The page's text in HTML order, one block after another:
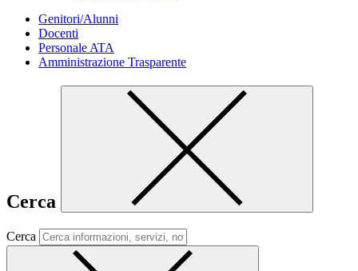
Genitori/Alunni
Docenti
Personale ATA
Amministrazione Trasparente
Cerca
Cerca